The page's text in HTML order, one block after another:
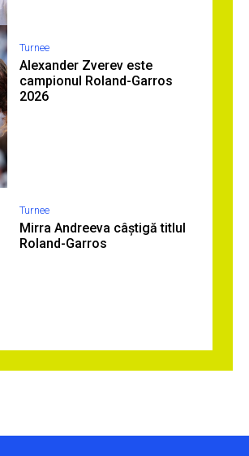
Turnee
Alexander Zverev este
campionul Roland-Garros
2026
Turnee
Mirra Andreeva câștigă titlul
Roland-Garros